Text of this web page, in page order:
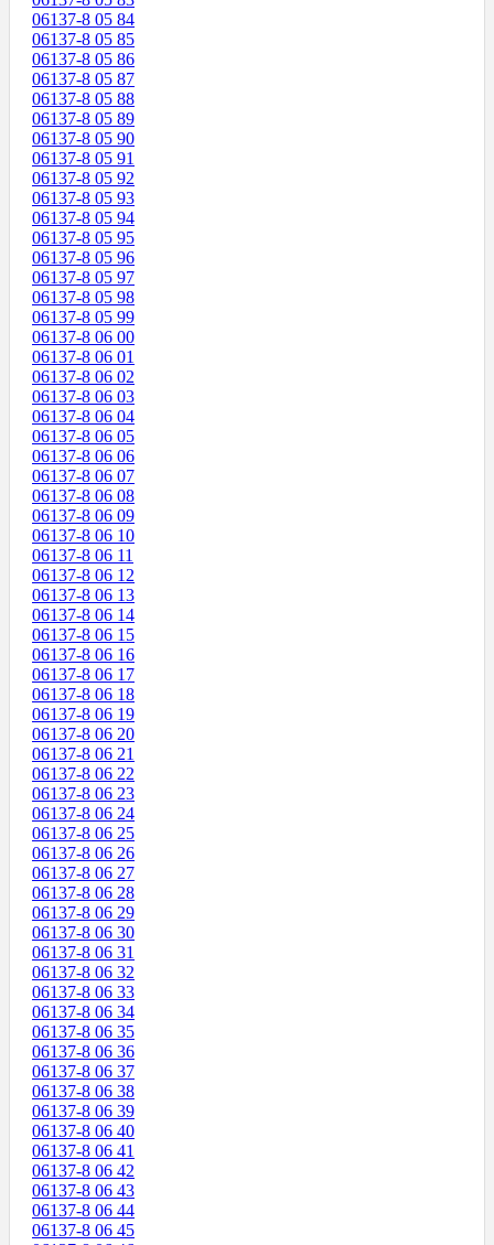
06137-8 05 84
06137-8 05 85
06137-8 05 86
06137-8 05 87
06137-8 05 88
06137-8 05 89
06137-8 05 90
06137-8 05 91
06137-8 05 92
06137-8 05 93
06137-8 05 94
06137-8 05 95
06137-8 05 96
06137-8 05 97
06137-8 05 98
06137-8 05 99
06137-8 06 00
06137-8 06 01
06137-8 06 02
06137-8 06 03
06137-8 06 04
06137-8 06 05
06137-8 06 06
06137-8 06 07
06137-8 06 08
06137-8 06 09
06137-8 06 10
06137-8 06 11
06137-8 06 12
06137-8 06 13
06137-8 06 14
06137-8 06 15
06137-8 06 16
06137-8 06 17
06137-8 06 18
06137-8 06 19
06137-8 06 20
06137-8 06 21
06137-8 06 22
06137-8 06 23
06137-8 06 24
06137-8 06 25
06137-8 06 26
06137-8 06 27
06137-8 06 28
06137-8 06 29
06137-8 06 30
06137-8 06 31
06137-8 06 32
06137-8 06 33
06137-8 06 34
06137-8 06 35
06137-8 06 36
06137-8 06 37
06137-8 06 38
06137-8 06 39
06137-8 06 40
06137-8 06 41
06137-8 06 42
06137-8 06 43
06137-8 06 44
06137-8 06 45